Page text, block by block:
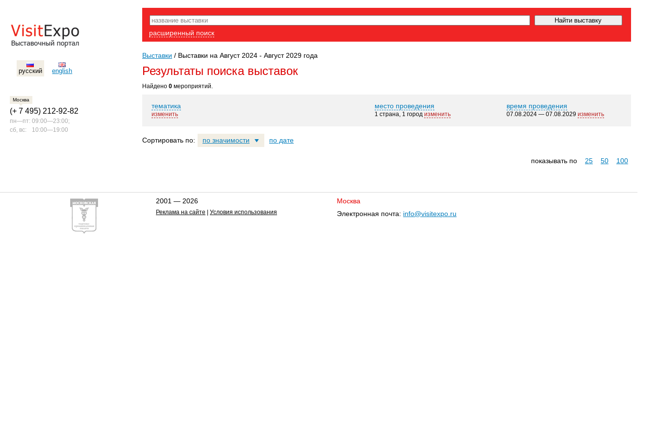
русский english
Москва
(+ 7 495) 212-92-82
пн—пт: 09:00—23:00;
сб, вс:
10:00—19:00
расширенный поиск
Выставки / Выставки на Август 2024 - Август 2029 года
Результаты поиска выставок
Найдено 0 мероприятий.
тематика
изменить
место проведения
1 страна, 1 город изменить
время проведения
07.08.2024 — 07.08.2029 изменить
Сортировать по: по значимости по дате
показывать по 25 50 100
2001 — 2026
Реклама на сайте Условия использования
Москва
Электронная почта: info@visitexpo.ru